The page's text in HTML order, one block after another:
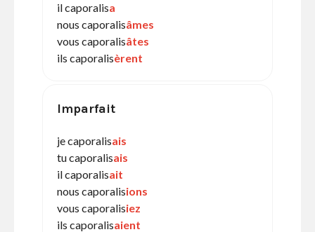
il caporalisa
nous caporalisâmes
vous caporalisâtes
ils caporalisèrent
Imparfait
je caporalisais
tu caporalisais
il caporalisait
nous caporalisions
vous caporalisiez
ils caporalisaient